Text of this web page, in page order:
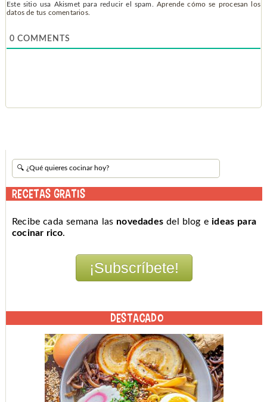
Este sitio usa Akismet para reducir el spam. Aprende cómo se procesan los
datos de tus comentarios.
0 COMMENTS
RECETAS GRATIS
Recibe cada semana las novedades del blog eideas para
cocinar rico.
DESTACADO